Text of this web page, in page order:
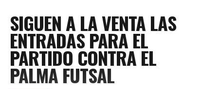
Food & Drink
Features
News
Contacts
SIGUEN A LA VENTA LAS
ENTRADAS PARA EL
PARTIDO CONTRA EL
PALMA FUTSAL